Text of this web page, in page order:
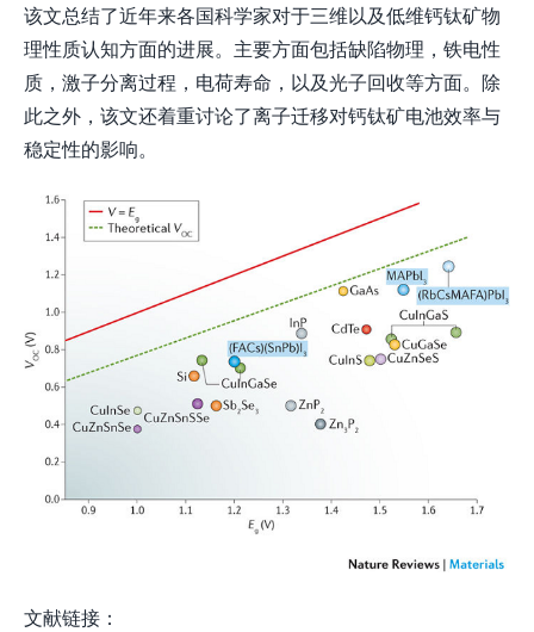
该文总结了近年来各国科学家对于三维以及低维钙钛矿物
理性质认知方面的进展。主要方面包括缺陷物理，铁电性
质，激子分离过程，电荷寿命，以及光子回收等方面。除
此之外，该文还着重讨论了离子迁移对钙钛矿电池效率与
稳定性的影响。
文献链接：